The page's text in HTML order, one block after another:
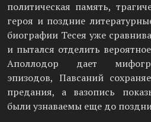
политическая память,
героя и поздние
биографии Тесея уже
и пытался отделить
Аполлодор дает
эпизодов, Павсаний
предания, а вазопись
были узнаваемы еще до